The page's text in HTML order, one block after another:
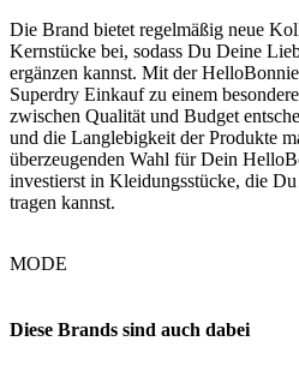
Die Brand bietet regelmäßig neue
Kernstücke bei, sodass Du Deine
ergänzen kannst. Mit der
Superdry Einkauf zu einem
zwischen Qualität und Budget
und die Langlebigkeit der Produkte
überzeugenden Wahl für Dein
investierst in Kleidungsstücke, die
tragen kannst.
MODE
Diese Brands sind auch dabei